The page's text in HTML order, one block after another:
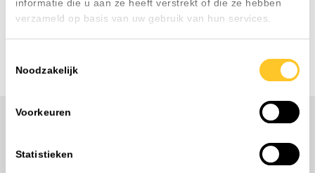
informatie die u aan ze heeft verstrekt of die ze hebben
verzameld op basis van uw gebruik van hun services.
Noodzakelijk
Voorkeuren
Statistieken